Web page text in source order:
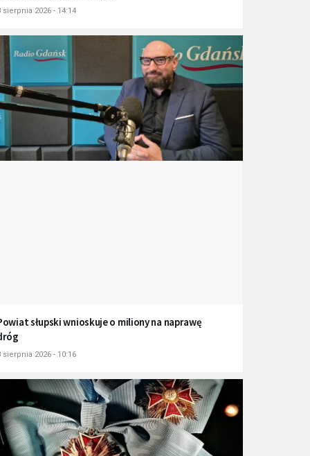
sierpnia 2026 - 14:14
słupski wnioskuje o miliony na naprawę
sierpnia 2026 - 10:16